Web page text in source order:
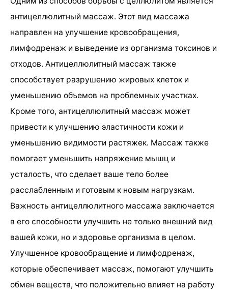
антицеллюлитный массаж. Этот вид массажа
направлен на улучшение кровообращения,
лимфодренаж и выведение из организма токсинов и
отходов. Антицеллюлитный массаж также
способствует разрушению жировых клеток и
уменьшению объемов на проблемных участках.
Кроме того, антицеллюлитный массаж может
привести к улучшению эластичности кожи и
уменьшению видимости растяжек. Массаж также
помогает уменьшить напряжение мышц и
усталость, что сделает ваше тело более
расслабленным и готовым к новым нагрузкам.
Важность антицеллюлитного массажа заключается
в его способности улучшить не только внешний вид
вашей кожи, но и здоровье организма в целом.
Улучшенное кровообращение и лимфодренаж,
которые обеспечивает массаж, помогают улучшить
обмен веществ, что положительно влияет на работу